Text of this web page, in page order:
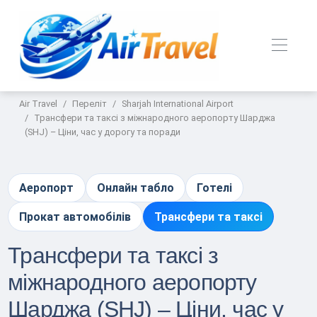
Air Travel Переліт
Sharjah International Airport
Трансфери та таксі з міжнародного аеропорту Шарджа
(SHJ) – Ціни, час у дорогу та поради
Аеропорт Онлайн табло Готелі
Прокат автомобілів Трансфери та таксі
Трансфери та таксі з
міжнародного аеропорту
Шарджа (SHJ) – Ціни, час у